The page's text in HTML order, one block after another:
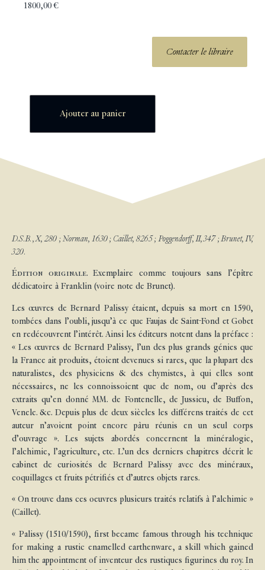
1800,00€
Contacter le libraire
Ajouter au panier
D.S.B. , X, 280 ; Norman, 1630 ; Caillet, 8265 ; Poggendorff, II, 347 ; Brunet, IV,
320.
Édition originale.Exemplaire comme toujours sans l’épître
dédicatoire à Franklin (voire note de Brunet).
Les œuvres de Bernard Palissy étaient, depuis sa mort en 1590,
tombées dans l’oubli, jusqu’à ce que Faujas de Saint-Fond et Gobet
en redécouvrent l’intérêt. Ainsi les éditeurs notent dans la préface :
« Les œuvres de Bernard Palissy, l’un des plus grands génies que
la France ait produits, étoient devenues si rares, que la plupart des
naturalistes, des physiciens & des chymistes, à qui elles sont
nécessaires, ne les connoissoient que de nom, ou d’après des
extraits qu’en donné MM. de Fontenelle, de Jussieu, de Buffon,
Venele. &c. Depuis plus de deux siècles les différens traités de cet
auteur n’avoient point encore pâru réunis en un seul corps
d’ouvrage ». Les sujets abordés concernent la minéralogie,
l’alchimie, l’agriculture, etc. L’un des derniers chapitres décrit le
cabinet de curiosités de Bernard Palissy avec des minéraux,
coquillages et fruits pétrifiés et d’autres objets rares.
« On trouve dans ces oeuvres plusieurs traités relatifs à l’alchimie »
(Caillet).
« Palissy (1510/1590), first became famous through his technique
for making a rustic enamelled earthenware, a skill which gained
him the appointment of inventeur des rustiques figurines du roy. In